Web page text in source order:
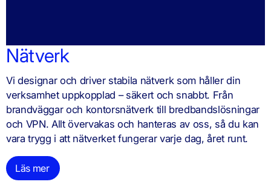
Nätverk
Vi designar och driver stabila nätverk som håller din
verksamhet uppkopplad – säkert och snabbt. Från
brandväggar och kontorsnätverk till bredbandslösningar
och VPN. Allt övervakas och hanteras av oss, så du kan
vara trygg i att nätverket fungerar varje dag, året runt.
Läs mer